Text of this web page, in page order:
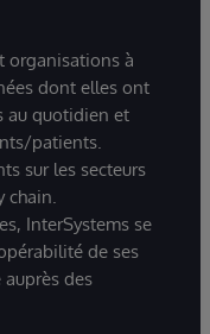
organisations à
dont elles ont
au quotidien et
patients.
sur les secteurs
InterSystems se
de ses
des